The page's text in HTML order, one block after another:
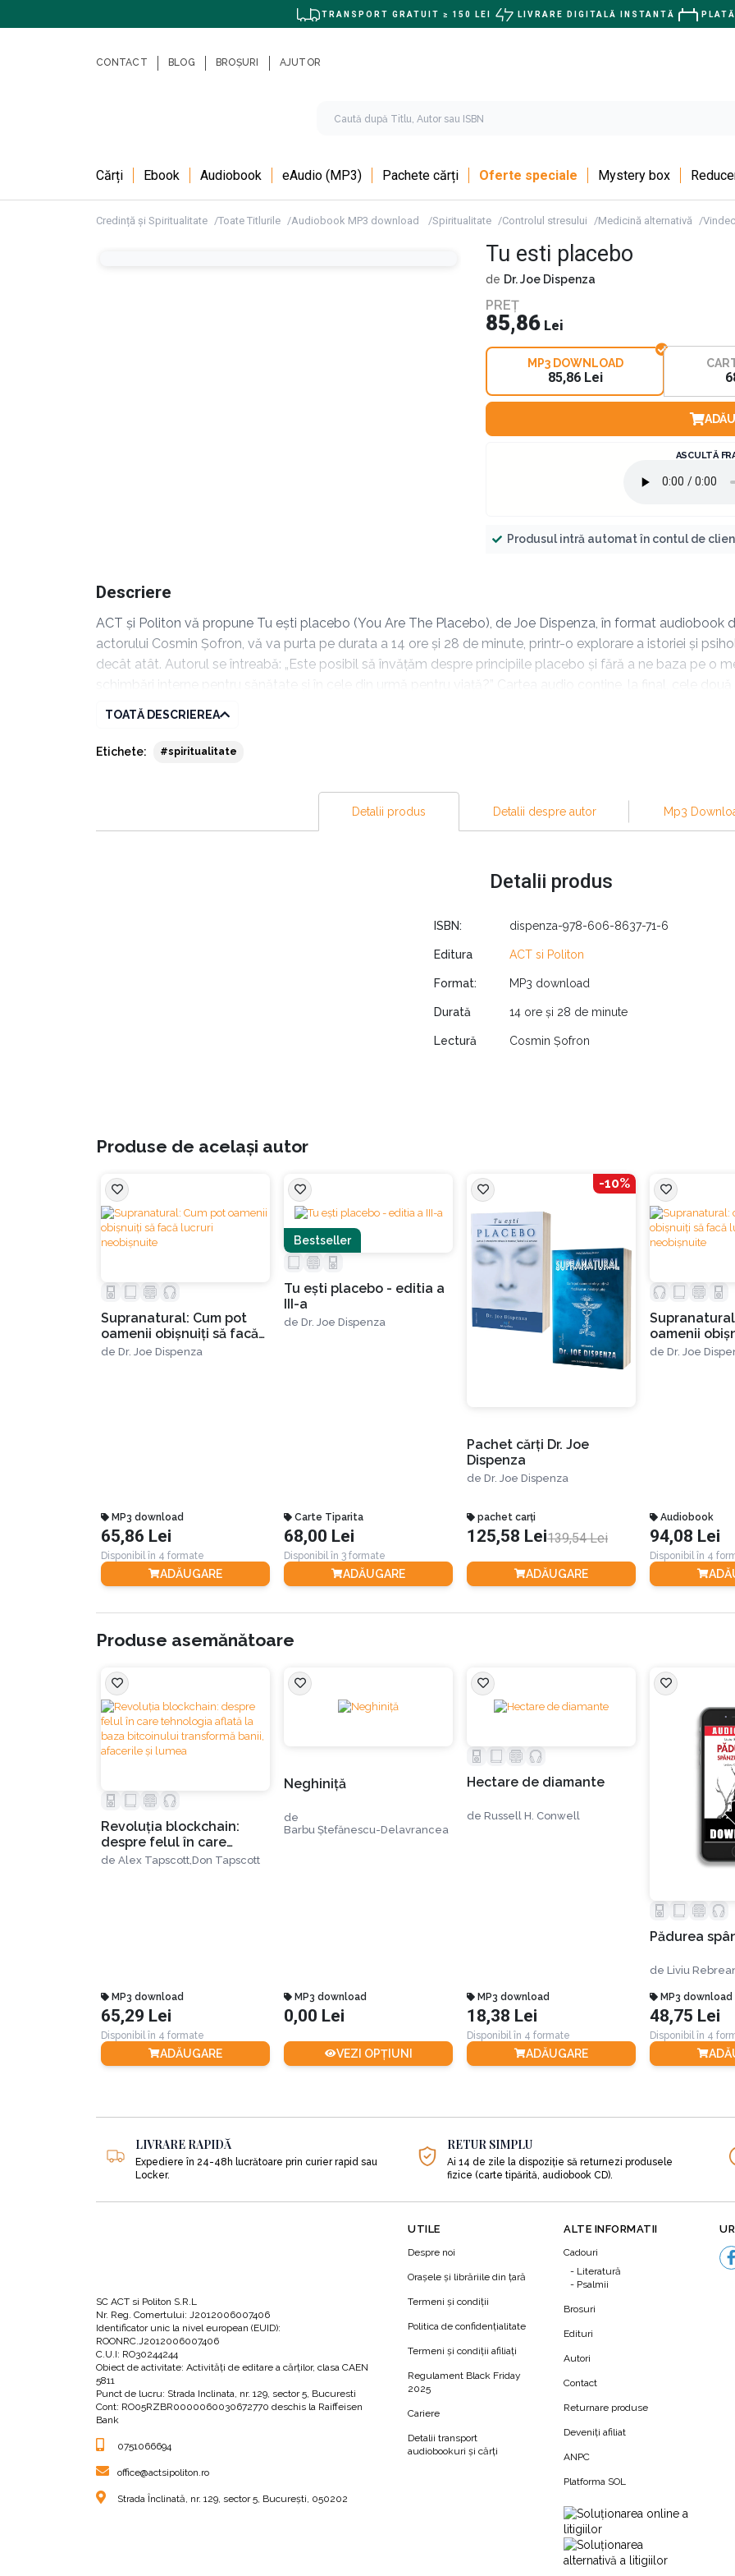
TRANSPORT GRATUIT ≥ 150 LEI LIVRARE DIGITALĂ INSTANTĂ
CONTACT BLOG BROȘURI AJUTOR
Cărți Ebook Audiobook eAudio (MP3) Pachete cărți Oferte speciale Mystery box
Credință și Spiritualitate Toate Titlurile Audiobook MP3 download Spiritualitate Controlul stresului Medicină alternativă
Tu esti placebo
de Dr. Joe Dispenza
PREȚ
85,86 Lei
MP3 DOWNLOAD
85,86 Lei
ASCULTĂ
Produsul intră automat în contul de
Descriere
ACT și Politon vă propune Tu ești placebo (You Are The Placebo), de Joe Dispenza, în format audiobook
actorului Cosmin Șofron, vă va purta pe durata a 14 ore și 28 de minute, printr-o explorare a istoriei și
decât atât. Autorul se întreabă: „Este posibil să învățăm despre principiile placebo și fără a ne baza pe o
schimbări interne pentru sănătate și în cele din urmă pentru viață?” Cartea audio conține, la final, cele
corp. Prima: „Cum să schimbi două credințe și percepții”, iar cea de-a doua: „Cum să schimbi o credință și
TOATĂ DESCRIEREA
Etichete: #spiritualitate
Detalii produs Detalii despre autor Mp3
Detalii produs
ISBN: dispenza-978-606-8637-71-6
Editura ACT si Politon
Format: MP3 download
Durată 14 ore și 28 de minute
Lectură Cosmin Șofron
Produse de același autor
Supranatural: Cum pot
oamenii obișnuiți să facă
lucruri neobișnuite
de Dr. Joe Dispenza
MP3 download
65,86 Lei
Disponibil în 4 formate
ADĂUGARE
Bestseller
Tu eşti placebo - editia a
III-a
de Dr. Joe Dispenza
Carte Tiparita
68,00 Lei
Disponibil în 3 formate
ADĂUGARE
-10%
Pachet cărți Dr. Joe
Dispenza
de Dr. Joe Dispenza
pachet carți
125,58 Lei139,54 Lei
ADĂUGARE
oamenii
lucruri
de Dr. Joe
Audiobook
94,08 Lei
Disponibil în 4
Produse asemănătoare
Revoluţia blockchain:
despre felul în care
tehnologia aflată la baza
de Alex Tapscott, Don Tapscott
MP3 download
65,29 Lei
Disponibil în 4 formate
ADĂUGARE
Neghiniţă
de
Barbu Ştefănescu-Delavrancea
MP3 download
0,00 Lei
VEZI OPȚIUNI
Hectare de diamante
de Russell H. Conwell
MP3 download
18,38 Lei
Disponibil în 4 formate
ADĂUGARE
Pădurea
de Liviu
MP3 download
48,75 Lei
Disponibil în 4
LIVRARE RAPIDĂ
Expediere în 24-48h lucrătoare prin curier rapid sau
Locker.
RETUR SIMPLU
Ai 14 de zile la dispoziție să returnezi produsele
fizice (carte tipărită, audiobook CD).
SC ACT si Politon S.R.L
Nr. Reg. Comertului: J2012006007406
Identificator unic la nivel european (EUID):
ROONRC.J2012006007406
C.U.I: RO30244244
Obiect de activitate: Activităţi de editare a cărţilor, clasa CAEN
5811
Punct de lucru: Strada Inclinata, nr. 129, sector 5, Bucuresti
Cont: RO05RZBR0000060030672770 deschis la Raiffeisen
Bank
0751066694
office@actsipoliton.ro
Strada Înclinată, nr. 129, sector 5, București, 050202
UTILE
Despre noi
Orașele și librăriile din țară
Termeni şi condiţii
Politica de confidenţialitate
Termeni şi condiţii afiliaţi
Regulament Black Friday
2025
Cariere
Detalii transport
audiobookuri şi cărţi
ALTE INFORMATII
Cadouri
Literatură
Psalmii
Brosuri
Edituri
Autori
Contact
Returnare produse
Deveniți afiliat
ANPC
Platforma SOL